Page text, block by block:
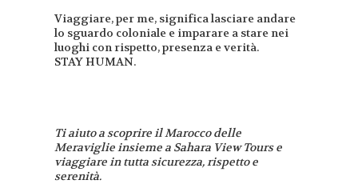
Viaggiare, per me, significa lasciare andare
lo sguardo coloniale e imparare a stare nei
luoghi con rispetto, presenza e verità.
STAY HUMAN.
Ti aiuto a scoprire il Marocco delle
Meraviglie insieme a Sahara View Tours e
viaggiare in tutta sicurezza, rispetto e
serenità.